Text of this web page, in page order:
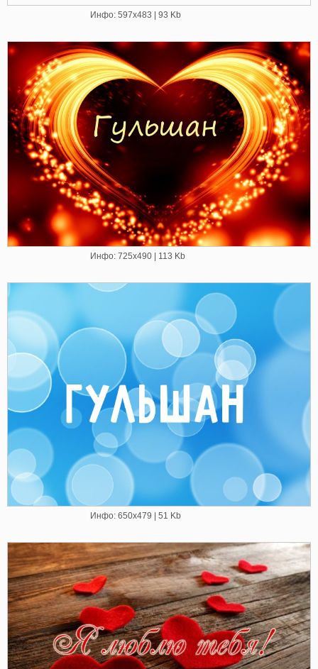
Инфо: 597х483 | 93 Kb
Инфо: 725х490 | 113 Kb
Инфо: 650х479 | 51 Kb